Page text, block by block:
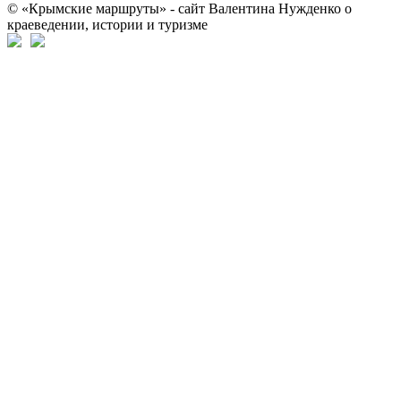
© «Крымские маршруты» - сайт Валентина Нужденко о
краеведении, истории и туризме